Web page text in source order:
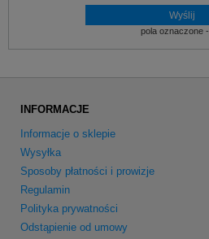
pola oznaczone -
INFORMACJE
Informacje o sklepie
Wysyłka
Sposoby płatności i prowizje
Regulamin
Polityka prywatności
Odstąpienie od umowy